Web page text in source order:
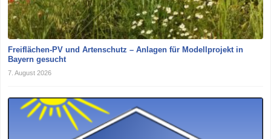
Freiflächen-PV und Artenschutz – Anlagen für Modellprojekt in
Bayern gesucht
7. August 2026